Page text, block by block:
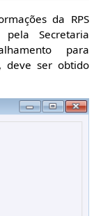
da RPS
Secretaria
para
deve ser obtido